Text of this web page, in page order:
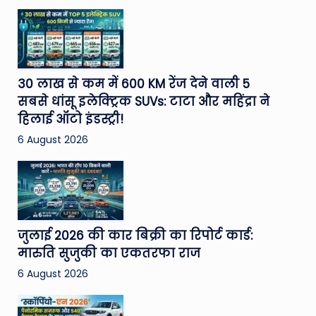
30 लाख से कम में 600 KM रेंज देने वाली 5
सबसे धांसू इलेक्ट्रिक SUVs: टाटा और महिंद्रा ने
हिलाई ऑटो इंडस्ट्री!
6 August 2026
जुलाई 2026 की कार बिक्री का रिपोर्ट कार्ड:
मारुति सुजुकी का एकतरफा राज
6 August 2026